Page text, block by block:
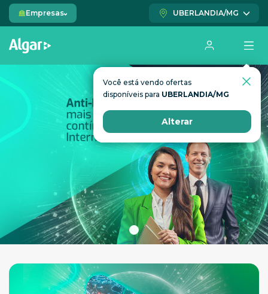
Empresas UBERLANDIA/MG
Você está vendo ofertas
disponíveis para UBERLANDIA/MG
Alterar
Você está vendo ofertas
disponíveis para UBERLANDIA/MG
Alterar